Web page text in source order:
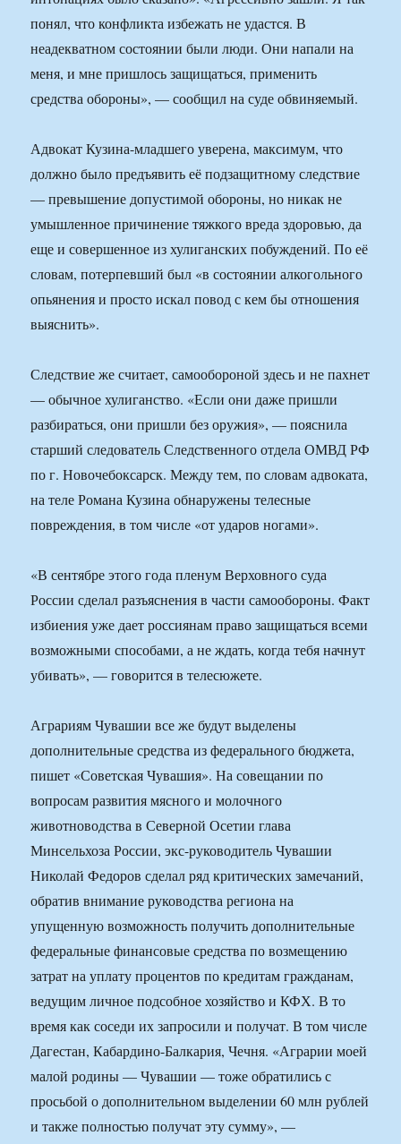
понял, что конфликта избежать не удастся. В
неадекватном состоянии были люди. Они напали на
меня, и мне пришлось защищаться, применить
средства обороны», — сообщил на суде обвиняемый.
Адвокат Кузина-младшего уверена, максимум, что
должно было предъявить её подзащитному следствие
— превышение допустимой обороны, но никак не
умышленное причинение тяжкого вреда здоровью, да
еще и совершенное из хулиганских побуждений. По её
словам, потерпевший был «в состоянии алкогольного
опьянения и просто искал повод с кем бы отношения
выяснить».
Следствие же считает, самообороной здесь и не пахнет
— обычное хулиганство. «Если они даже пришли
разбираться, они пришли без оружия», — пояснила
старший следователь Следственного отдела ОМВД РФ
по г. Новочебоксарск. Между тем, по словам адвоката,
на теле Романа Кузина обнаружены телесные
повреждения, в том числе «от ударов ногами».
«В сентябре этого года пленум Верховного суда
России сделал разъяснения в части самообороны. Факт
избиения уже дает россиянам право защищаться всеми
возможными способами, а не ждать, когда тебя начнут
убивать», — говорится в телесюжете.
Аграриям Чувашии все же будут выделены
дополнительные средства из федерального бюджета,
пишет «Советская Чувашия». На совещании по
вопросам развития мясного и молочного
животноводства в Северной Осетии глава
Минсельхоза России, экс-руководитель Чувашии
Николай Федоров сделал ряд критических замечаний,
обратив внимание руководства региона на
упущенную возможность получить дополнительные
федеральные финансовые средства по возмещению
затрат на уплату процентов по кредитам гражданам,
ведущим личное подсобное хозяйство и КФХ. В то
время как соседи их запросили и получат. В том числе
Дагестан, Кабардино-Балкария, Чечня. «Аграрии моей
малой родины — Чувашии — тоже обратились с
просьбой о дополнительном выделении 60 млн рублей
и также полностью получат эту сумму», —